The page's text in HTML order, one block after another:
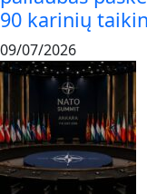
90 karinių
09/07/2026